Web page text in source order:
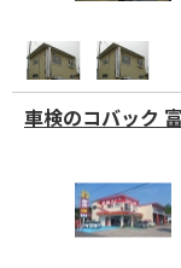
車検のコバック